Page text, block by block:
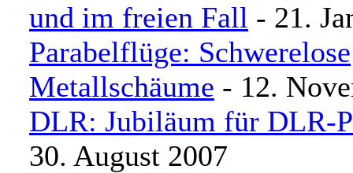
und im freien Fall - 21.
Parabelflüge: Schwerelose
Metallschäume - 12.
DLR: Jubiläum für DLR-
30. August 2007